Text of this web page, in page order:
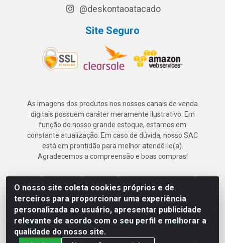
O nosso site coleta cookies próprios e de
terceiros para proporcionar uma experiência
personalizada ao usuário, apresentar publicidade
relevante de acordo com o seu perfil e melhorar a
qualidade do nosso site.
@deskontaoatacado
Site Seguro
As imagens dos produtos nos nossos canais de venda
digitais possuem caráter meramente ilustrativo. Em
função do nosso grande estoque, estamos em
constante atualização. Em caso de dúvida, nosso SAC
está em prontidão para melhor atendê-lo(a).
Agradecemos a compreensão e boas compras!
Deskontão Atacado - Av. Marechal Mascarenhas de Morais, 2471 -
Imbiribeira - Recife/PE - CEP 51.150-001 - CNPJ 24.150.377/0003-
57